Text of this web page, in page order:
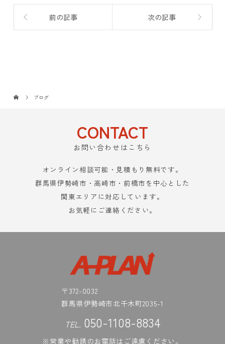
前の記事 次の記事
ブログ
CONTACT
お問い合わせはこちら
オンライン相談可能・見積もり無料です。
群馬県伊勢崎市・高崎市・前橋市を中心とした
関東エリアに対応しています。
お気軽にご連絡ください。
〒372-0032
群馬県伊勢崎市北千木町2035-1
TEL. 050-1108-8834
※営業や勧誘のお電話はご遠慮ください。